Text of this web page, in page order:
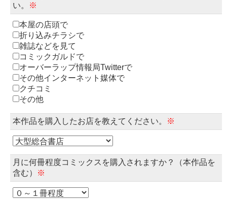
い。
※
本屋の店頭で
折り込みチラシで
雑誌などを見て
コミックガルドで
オーバーラップ情報局Twitterで
その他インターネット媒体で
クチコミ
その他
本作品を購入したお店を教えてください。 ※
月に何冊程度コミックスを購入されますか？（本作品を
含む）
※